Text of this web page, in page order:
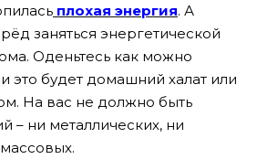
плохая энергия. А
заняться энергетической
Оденьтесь как можно
это будет домашний халат или
На вас не должно быть
– ни металлических, ни